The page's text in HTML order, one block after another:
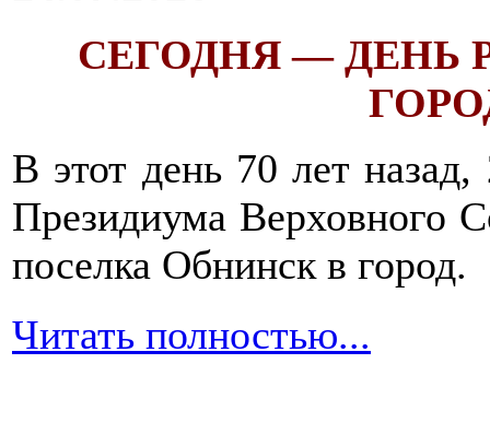
СЕГОДНЯ — ДЕНЬ
В этот день 70 лет
Президиума Верховного
поселка Обнинск в город.
Читать полностью...